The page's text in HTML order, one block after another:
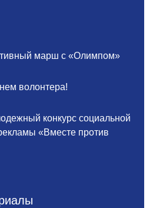
марш с «Олимпом»
волонтера!
конкурс социальной
«Вместе против